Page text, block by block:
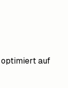
optimiert auf